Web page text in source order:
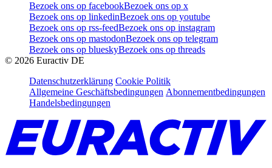
Bezoek ons op facebookBezoek ons op x
Bezoek ons op linkedinBezoek ons op youtube
Bezoek ons op rss-feedBezoek ons op instagram
Bezoek ons op mastodonBezoek ons op telegram
Bezoek ons op blueskyBezoek ons op threads
© 2026 Euractiv DE
Datenschutzerklärung Cookie Politik
Allgemeine Geschäftsbedingungen Abonnementbedingungen
Handelsbedingungen